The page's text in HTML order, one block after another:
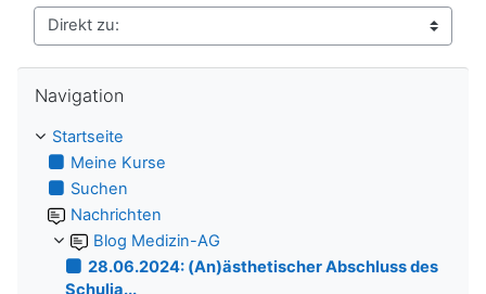
Direkt zu:
Navigation
Startseite
Meine Kurse
Suchen
Nachrichten
Blog Medizin-AG
28.06.2024: (An)ästhetischer Abschluss des
Schulja...